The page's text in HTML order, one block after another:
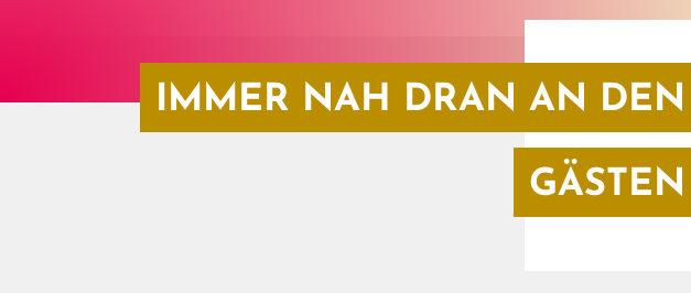
IMMER NAH DRAN AN DEN
GÄSTEN